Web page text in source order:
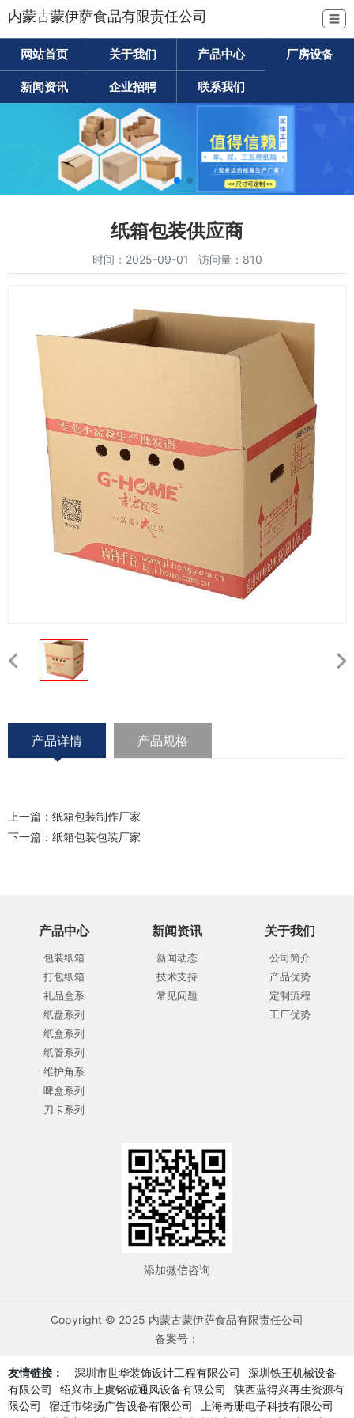
内蒙古蒙伊萨食品有限责任公司 ☰
网站首页 关于我们 产品中心 厂房设备
新闻资讯 企业招聘 联系我们
纸箱包装供应商
时间：2025-09-01 访问量：810
产品详情 产品规格
上一篇： 纸箱包装制作厂家
下一篇： 纸箱包装包装厂家
产品中心
包装纸箱
打包纸箱
礼品盒系
纸盘系列
纸盒系列
纸管系列
维护角系
啤盒系列
刀卡系列
新闻资讯
新闻动态
技术支持
常见问题
关于我们
公司简介
产品优势
定制流程
工厂优势
添加微信咨询
Copyright © 2025 内蒙古蒙伊萨食品有限责任公司
备案号：
友情链接： 深圳市世华装饰设计工程有限公司
深圳铁王机械设备
有限公司
绍兴市上虞铭诚通风设备有限公司
陕西蓝得兴再生资源有
限公司
宿迁市铭扬广告设备有限公司
上海奇珊电子科技有限公司